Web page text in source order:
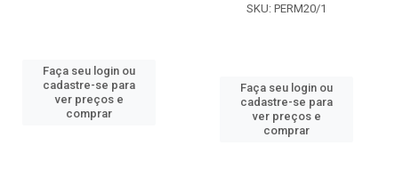
Faça seu login ou
cadastre-se para
ver preços e
comprar
SKU: PERM20/1
Faça seu login ou
cadastre-se para
ver preços e
comprar